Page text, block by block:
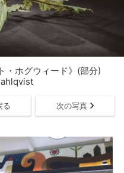
・ホグウィード》(部分)
る 次の写真